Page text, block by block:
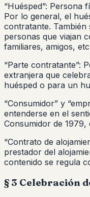
“Huésped”: Persona
Por lo general, el
contratante. También
personas que viajan
familiares, amigos,
“Parte contratante”:
extranjera que
huésped o para un
“Consumidor” y
entenderse en el
Consumidor de
“Contrato de
prestador del
contenido se regula
§ 3 Celebración